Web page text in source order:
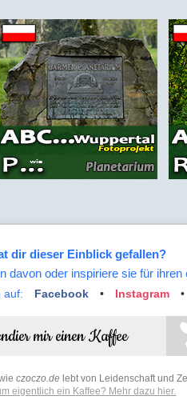
dir dieser Einblick gefallen?
davon oder inspiriere sie für ihren
auf: Facebook • Instagram •
czoczo.de lebt von Leidenschaft und
eigentlich ein Kaffee? Mehr dazu hier.